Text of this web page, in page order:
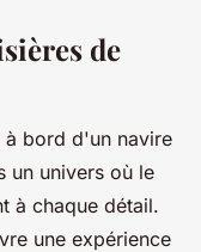
de
à bord d'un navire
un univers où le
à chaque détail.
une expérience